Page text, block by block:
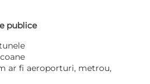
publice
ar fi aeroporturi, metrou,